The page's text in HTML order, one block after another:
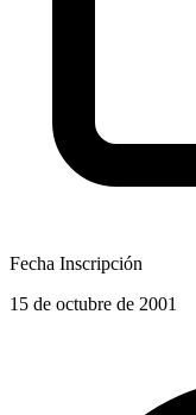
Fecha Inscripción
15 de octubre de 2001